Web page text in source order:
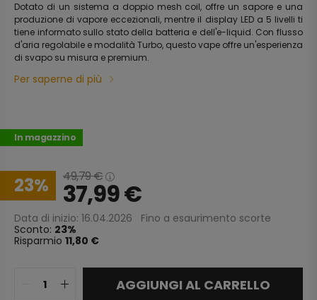
Dotato di un sistema a doppio mesh coil, offre un sapore e una
produzione di vapore eccezionali, mentre il display LED a 5 livelli ti
tiene informato sullo stato della batteria e dell'e-liquid. Con flusso
d'aria regolabile e modalità Turbo, questo vape offre un'esperienza
di svapo su misura e premium.
Per saperne di più
In magazzino
23 49,79€
37,99€
Data di inizio: 16.04.2026
Fino a esaurimento scorte
Sconto: 23
Risparmio 11,80 €
AGGIUNGI AL CARRELLO